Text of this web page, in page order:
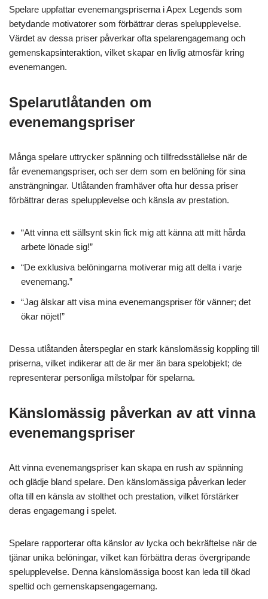
Spelare uppfattar evenemangspriserna i Apex Legends som
betydande motivatorer som förbättrar deras spelupplevelse.
Värdet av dessa priser påverkar ofta spelarengagemang och
gemenskapsinteraktion, vilket skapar en livlig atmosfär kring
evenemangen.
Spelarutlåtanden om
evenemangspriser
Många spelare uttrycker spänning och tillfredsställelse när de
får evenemangspriser, och ser dem som en belöning för sina
ansträngningar. Utlåtanden framhäver ofta hur dessa priser
förbättrar deras spelupplevelse och känsla av prestation.
“Att vinna ett sällsynt skin fick mig att känna att mitt hårda
arbete lönade sig!”
“De exklusiva belöningarna motiverar mig att delta i varje
evenemang.”
“Jag älskar att visa mina evenemangspriser för vänner; det
ökar nöjet!”
Dessa utlåtanden återspeglar en stark känslomässig koppling till
priserna, vilket indikerar att de är mer än bara spelobjekt; de
representerar personliga milstolpar för spelarna.
Känslomässig påverkan av att vinna
evenemangspriser
Att vinna evenemangspriser kan skapa en rush av spänning
och glädje bland spelare. Den känslomässiga påverkan leder
ofta till en känsla av stolthet och prestation, vilket förstärker
deras engagemang i spelet.
Spelare rapporterar ofta känslor av lycka och bekräftelse när de
tjänar unika belöningar, vilket kan förbättra deras övergripande
spelupplevelse. Denna känslomässiga boost kan leda till ökad
speltid och gemenskapsengagemang.